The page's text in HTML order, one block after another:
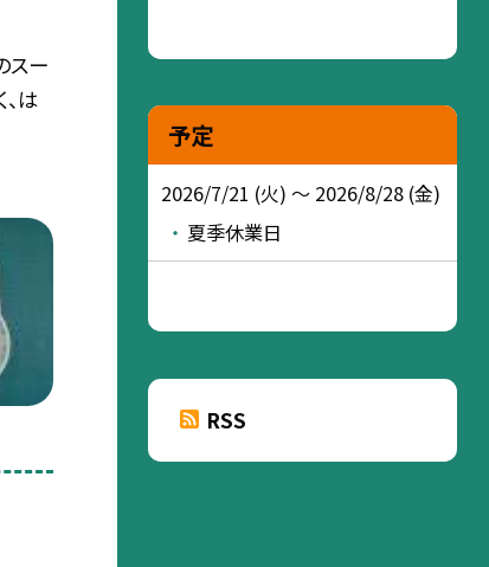
スー
は
予定
2026/7/21 (火) ～ 2026/8/28 (金)
夏季休業日
RSS